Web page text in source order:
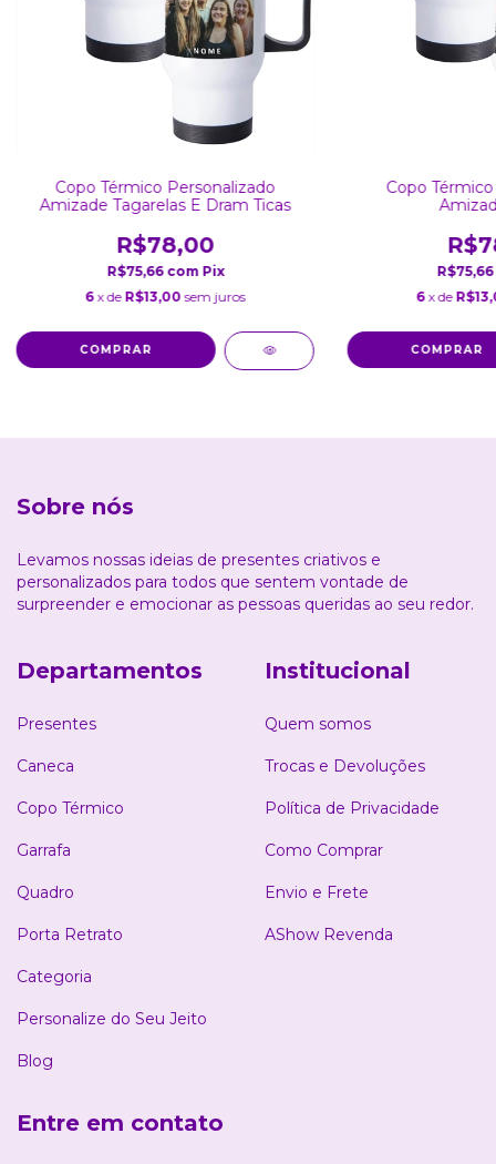
Copo Térmico Personalizado
Amizade Tagarelas E Dram Ticas
R$78,00
R$75,66 com Pix
6 x de R$13,00 sem juros
Copo
R$75,66
6 x de
Sobre nós
Levamos nossas ideias de presentes criativos e
personalizados para todos que sentem vontade de
surpreender e emocionar as pessoas queridas ao seu redor.
Departamentos
Presentes
Caneca
Copo Térmico
Garrafa
Quadro
Porta Retrato
Categoria
Personalize do Seu Jeito
Blog
Institucional
Quem somos
Trocas e Devoluções
Política de Privacidade
Como Comprar
Envio e Frete
AShow Revenda
Entre em contato